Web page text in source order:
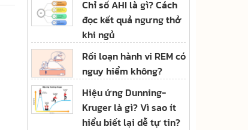
Chỉ số AHI là gì? Cách
đọc kết quả ngưng thở
khi ngủ
Rối loạn hành vi REM có
nguy hiểm không?
Hiệu ứng Dunning-
Kruger là gì? Vì sao ít
hiểu biết lại dễ tự tin?